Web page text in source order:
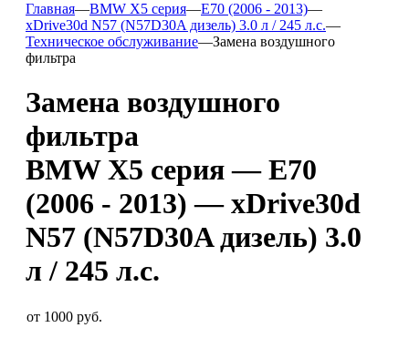
Главная—BMW X5 серия—E70 (2006 - 2013)—
xDrive30d N57 (N57D30A дизель) 3.0 л / 245 л.с.—
Техническое обслуживание—Замена воздушного
фильтра
Замена воздушного
фильтра
BMW X5 серия — E70
(2006 - 2013) — xDrive30d
N57 (N57D30A дизель) 3.0
л / 245 л.с.
от 1000 руб.